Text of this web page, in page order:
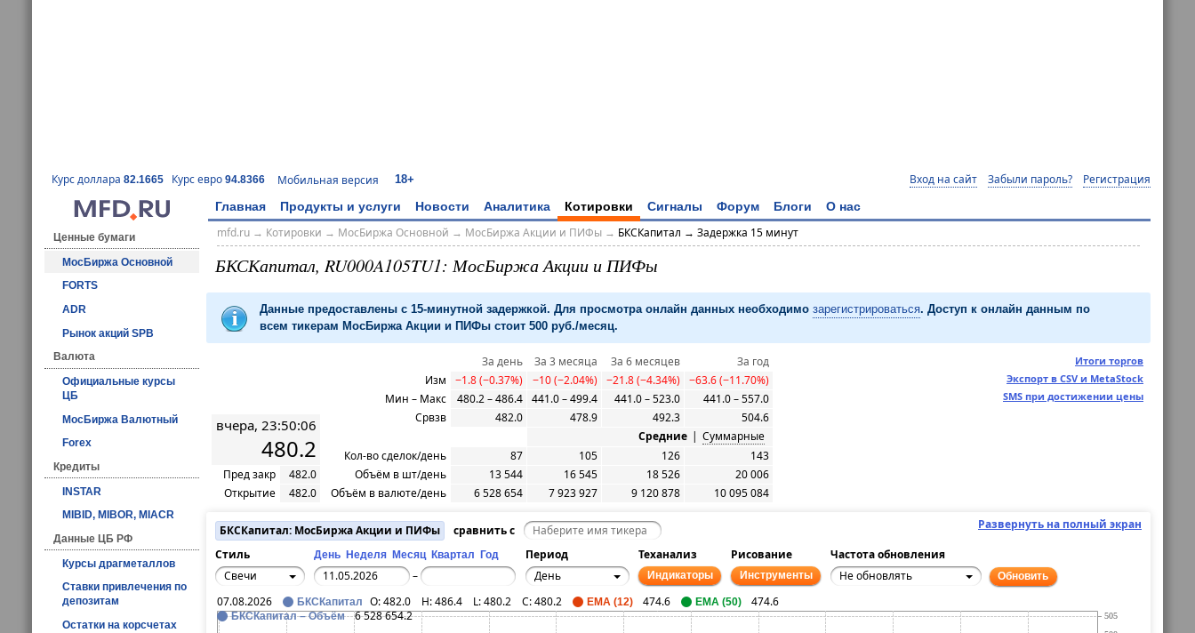
Курс доллара 82.1665 Курс евро 94.8366 Мобильная версия 18+ Вход на сайт Забыли пароль? Регистрация
Главная Продукты и услуги Новости Аналитика Котировки Сигналы Форум Блоги О нас
Ценные бумаги
МосБиржа Основной
FORTS
ADR
Рынок акций SPB
Валюта
Официальные курсы
ЦБ
МосБиржа Валютный
Forex
Кредиты
INSTAR
MIBID, MIBOR, MIACR
Данные ЦБ РФ
Курсы драгметаллов
Ставки привлечения по
депозитам
Остатки на корсчетах
mfd.ru→ Котировки → МосБиржа Основной → МосБиржа Акции и ПИФы→ БКСКапитал → Задержка 15 минут
БКСКапитал, RU000A105TU1: МосБиржа Акции и ПИФы
Данные предоставлены с 15-минутной задержкой. Для просмотра онлайн данных необходимо зарегистрироваться. Доступ к онлайн данным по
всем тикерам МосБиржа Акции и ПИФы стоит 500 руб./месяц.
Итоги торгов
Экспорт в CSV и MetaStock
SMS при достижении цены
вчера, 23:50:06
480.2
Пред закр
482.0
Открытие
482.0
За день За 3 месяца За 6 месяцев
За год
Изм
−1.8 (−0.37%) −10 (−2.04%) −21.8 (−4.34%)
−63.6 (−11.70%)
Мин – Макс
480.2 – 486.4 441.0 – 499.4 441.0 – 523.0
441.0 – 557.0
Срвзв
482.0 478.9 492.3
504.6
Средние | Суммарные
Кол-во сделок/день
87 105 126
143
Объём в шт/день
13 544 16 545 18 526
20 006
Объём в валюте/день
6 528 654 7 923 927 9 120 878 10 095 084
Развернуть на полный экран
БКСКапитал: МосБиржа Акции и ПИФы
сравнить с
Стиль
День Неделя Месяц Квартал Год Период Теханализ Рисование
Частота обновления
Свечи
– День Индикаторы Инструменты Не обновлять Обновить
07.08.2026 БКСКапитал O:482.0 H:486.4 L:480.2 C:480.2 EMA (12) 474.6 EMA (50) 474.6
БКСКапитал – Объём 6 528 654.2